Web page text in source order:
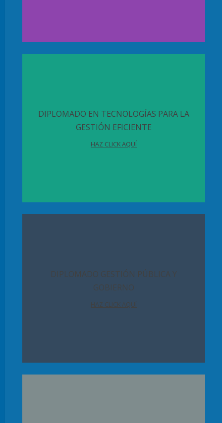
DIPLOMADO EN TECNOLOGÍAS PARA LA
GESTIÓN EFICIENTE
HAZ CLICK AQUÍ
DIPLOMADO GESTIÓN PÚBLICA Y
GOBIERNO
HAZ CLICK AQUÍ